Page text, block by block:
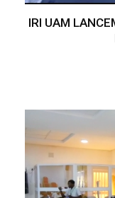
IRI UAM